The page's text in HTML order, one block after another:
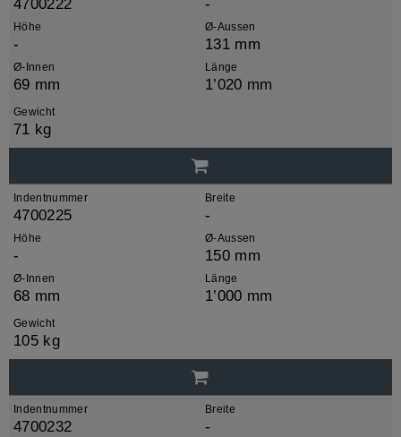
4700222 -
Höhe
-
Ø-Aussen
131 mm
Ø-Innen
69 mm
Länge
1’020 mm
Gewicht
71 kg
Indentnummer
4700225
Breite
-
Höhe
-
Ø-Aussen
150 mm
Ø-Innen
68 mm
Länge
1’000 mm
Gewicht
105 kg
Indentnummer
4700232
Breite
-